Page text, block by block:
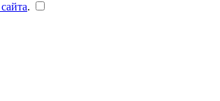
.